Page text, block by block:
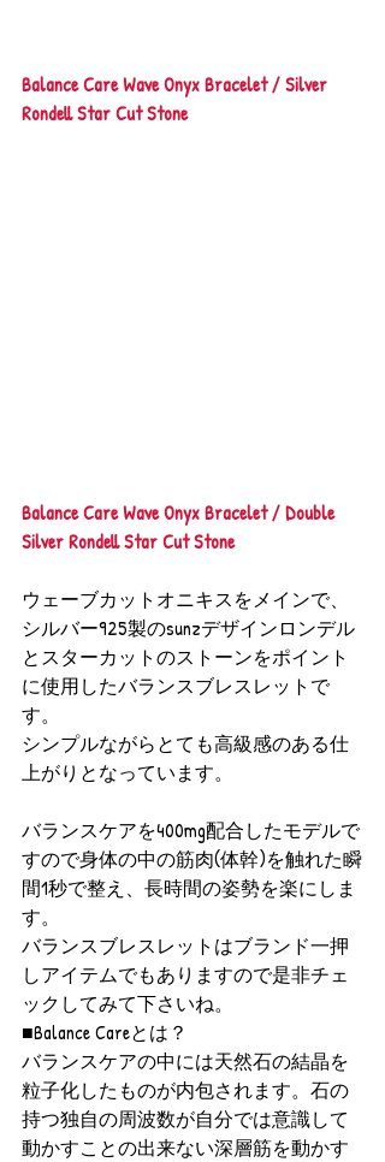
Balance Care Wave Onyx Bracelet / Silver
Rondell Star Cut Stone
Balance Care Wave Onyx Bracelet / Double
Silver Rondell Star Cut Stone
ウェーブカットオニキスをメインで、
シルバー925製のsunzデザインロンデル
とスターカットのストーンをポイント
に使用したバランスブレスレットで
す。
シンプルながらとても高級感のある仕
上がりとなっています。
バランスケアを400mg配合したモデルで
すので身体の中の筋肉(体幹)を触れた瞬
間1秒で整え、長時間の姿勢を楽にしま
す。
バランスブレスレットはブランド一押
しアイテムでもありますので是非チェ
ックしてみて下さいね。
■Balance Careとは？
バランスケアの中には天然石の結晶を
粒子化したものが内包されます。石の
持つ独自の周波数が自分では意識して
動かすことの出来ない深層筋を動かす